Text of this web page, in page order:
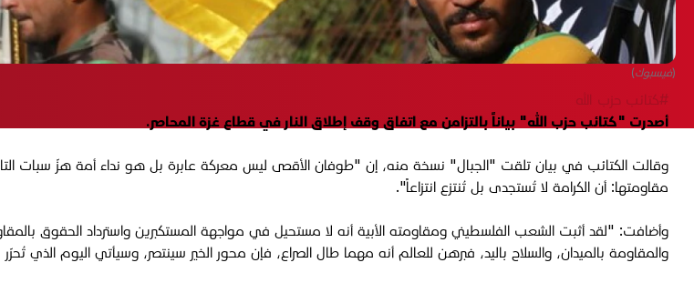
(فيسبوك)
#كتائب حزب الله
أصدرت "كتائب حزب الله" بياناً بالتزامن مع اتفاق وقف إطلاق النار في قطاع غزة المحاصر.
وقالت الكتائب في بيان تلقت "الجبال" نسخة منه، إن "طوفان الأقصى ليس معركة عابرة بل هو نداء أمة هزّ سبات
مقاومتها: أن الكرامة لا تُستجدى بل تُنتزع انتزاعاً".
وأضافت: "لقد أثبت الشعب الفلسطيني ومقاومته الأبية أنه لا مستحيل في مواجهة المستكبرين واسترداد الحقوق
والمقاومة بالميدان، والسلاح باليد، فبرهن للعالم أنه مهما طال الصراع، فإن محور الخير سينتصر، وسيأتي اليوم الذي